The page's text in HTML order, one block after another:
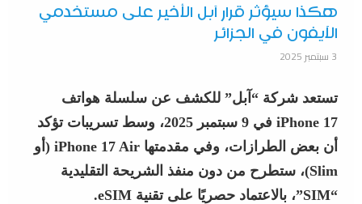
هكذا سيؤثر قرار آبل الأخير على مستخدمي
الآيفون في الجزائر
3 سبتمبر 2025
تستعد شركة “آبل” للكشف عن سلسلة هواتف
iPhone 17 في 9 سبتمبر 2025، وسط تسريبات تؤكد
أن بعض الطرازات، وفي مقدمتها iPhone 17 Air (أو
Slim)، ستطرح من دون منفذ الشريحة التقليدية
“SIM”، بالاعتماد حصريًا على تقنية eSIM.